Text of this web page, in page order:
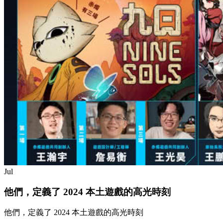
Jul
他們，定義了 2024 本土遊戲的高光時刻
他們，定義了 2024 本土遊戲的高光時刻